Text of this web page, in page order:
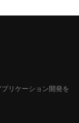
リケーション開発を